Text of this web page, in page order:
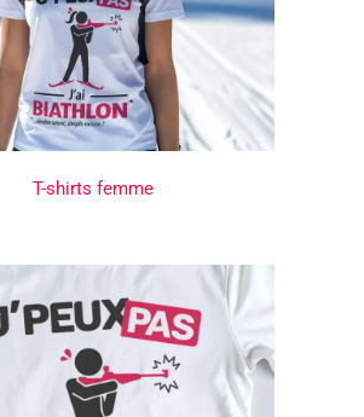
T-shirts femme